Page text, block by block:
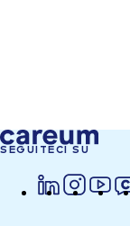
SEGUITECI SU